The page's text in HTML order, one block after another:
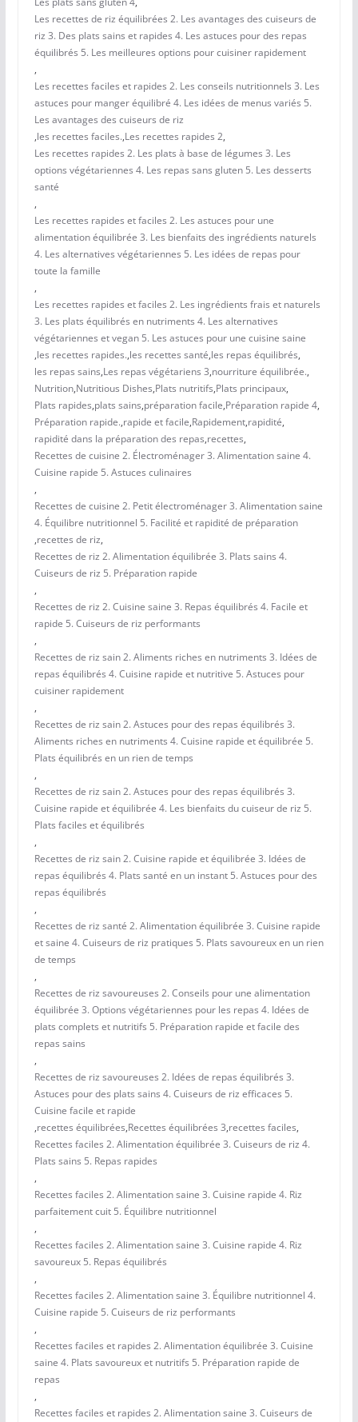
Les recettes de riz équilibrées 2. Les avantages des cuiseurs de
riz 3. Des plats sains et rapides 4. Les astuces pour des repas
équilibrés 5. Les meilleures options pour cuisiner rapidement
,
Les recettes faciles et rapides 2. Les conseils nutritionnels 3. Les
astuces pour manger équilibré 4. Les idées de menus variés 5.
Les avantages des cuiseurs de riz
,les recettes faciles.,Les recettes rapides 2,
Les recettes rapides 2. Les plats à base de légumes 3. Les
options végétariennes 4. Les repas sans gluten 5. Les desserts
santé
,
Les recettes rapides et faciles 2. Les astuces pour une
alimentation équilibrée 3. Les bienfaits des ingrédients naturels
4. Les alternatives végétariennes 5. Les idées de repas pour
toute la famille
,
Les recettes rapides et faciles 2. Les ingrédients frais et naturels
3. Les plats équilibrés en nutriments 4. Les alternatives
végétariennes et vegan 5. Les astuces pour une cuisine saine
,les recettes rapides.,les recettes santé,les repas équilibrés,
les repas sains,Les repas végétariens 3,nourriture équilibrée.,
Nutrition,Nutritious Dishes,Plats nutritifs,Plats principaux,
Plats rapides,plats sains,préparation facile,Préparation rapide 4,
Préparation rapide.,rapide et facile,Rapidement,rapidité,
rapidité dans la préparation des repas,recettes,
Recettes de cuisine 2. Électroménager 3. Alimentation saine 4.
Cuisine rapide 5. Astuces culinaires
,
Recettes de cuisine 2. Petit électroménager 3. Alimentation saine
4. Équilibre nutritionnel 5. Facilité et rapidité de préparation
,recettes de riz,
Recettes de riz 2. Alimentation équilibrée 3. Plats sains 4.
Cuiseurs de riz 5. Préparation rapide
,
Recettes de riz 2. Cuisine saine 3. Repas équilibrés 4. Facile et
rapide 5. Cuiseurs de riz performants
,
Recettes de riz sain 2. Aliments riches en nutriments 3. Idées de
repas équilibrés 4. Cuisine rapide et nutritive 5. Astuces pour
cuisiner rapidement
,
Recettes de riz sain 2. Astuces pour des repas équilibrés 3.
Aliments riches en nutriments 4. Cuisine rapide et équilibrée 5.
Plats équilibrés en un rien de temps
,
Recettes de riz sain 2. Astuces pour des repas équilibrés 3.
Cuisine rapide et équilibrée 4. Les bienfaits du cuiseur de riz 5.
Plats faciles et équilibrés
,
Recettes de riz sain 2. Cuisine rapide et équilibrée 3. Idées de
repas équilibrés 4. Plats santé en un instant 5. Astuces pour des
repas équilibrés
,
Recettes de riz santé 2. Alimentation équilibrée 3. Cuisine rapide
et saine 4. Cuiseurs de riz pratiques 5. Plats savoureux en un rien
de temps
,
Recettes de riz savoureuses 2. Conseils pour une alimentation
équilibrée 3. Options végétariennes pour les repas 4. Idées de
plats complets et nutritifs 5. Préparation rapide et facile des
repas sains
,
Recettes de riz savoureuses 2. Idées de repas équilibrés 3.
Astuces pour des plats sains 4. Cuiseurs de riz efficaces 5.
Cuisine facile et rapide
,recettes équilibrées,Recettes équilibrées 3,recettes faciles,
Recettes faciles 2. Alimentation équilibrée 3. Cuiseurs de riz 4.
Plats sains 5. Repas rapides
,
Recettes faciles 2. Alimentation saine 3. Cuisine rapide 4. Riz
parfaitement cuit 5. Équilibre nutritionnel
,
Recettes faciles 2. Alimentation saine 3. Cuisine rapide 4. Riz
savoureux 5. Repas équilibrés
,
Recettes faciles 2. Alimentation saine 3. Équilibre nutritionnel 4.
Cuisine rapide 5. Cuiseurs de riz performants
,
Recettes faciles et rapides 2. Alimentation équilibrée 3. Cuisine
saine 4. Plats savoureux et nutritifs 5. Préparation rapide de
repas
,
Recettes faciles et rapides 2. Alimentation saine 3. Cuiseurs de